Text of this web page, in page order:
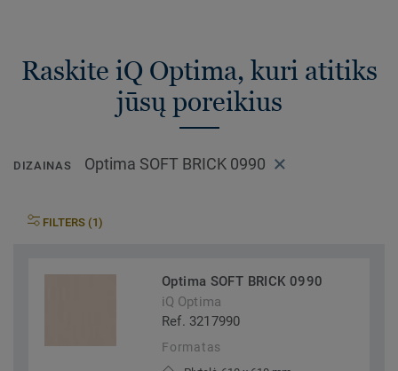
Raskite iQ Optima, kuri atitiks
jūsų poreikius
DIZAINAS Optima SOFT BRICK 0990
FILTERS (1)
Optima SOFT BRICK 0990
iQ Optima
Ref. 3217990
Formatas